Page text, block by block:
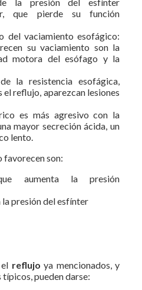
que pierde su función
del vaciamiento esofágico:
su vaciamiento son la
motora del esófago y la
la resistencia esofágica,
reflujo, aparezcan lesiones
es más agresivo con la
mayor secreción ácida, un
lento.
favorecen son:
aumenta la presión
la presión del esfínter
reflujo ya mencionados, y
típicos, pueden darse: